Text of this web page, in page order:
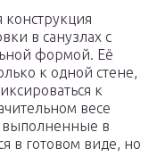
в санузлах с
формой. Её
к одной стене,
к
весе
в
в готовом виде, но